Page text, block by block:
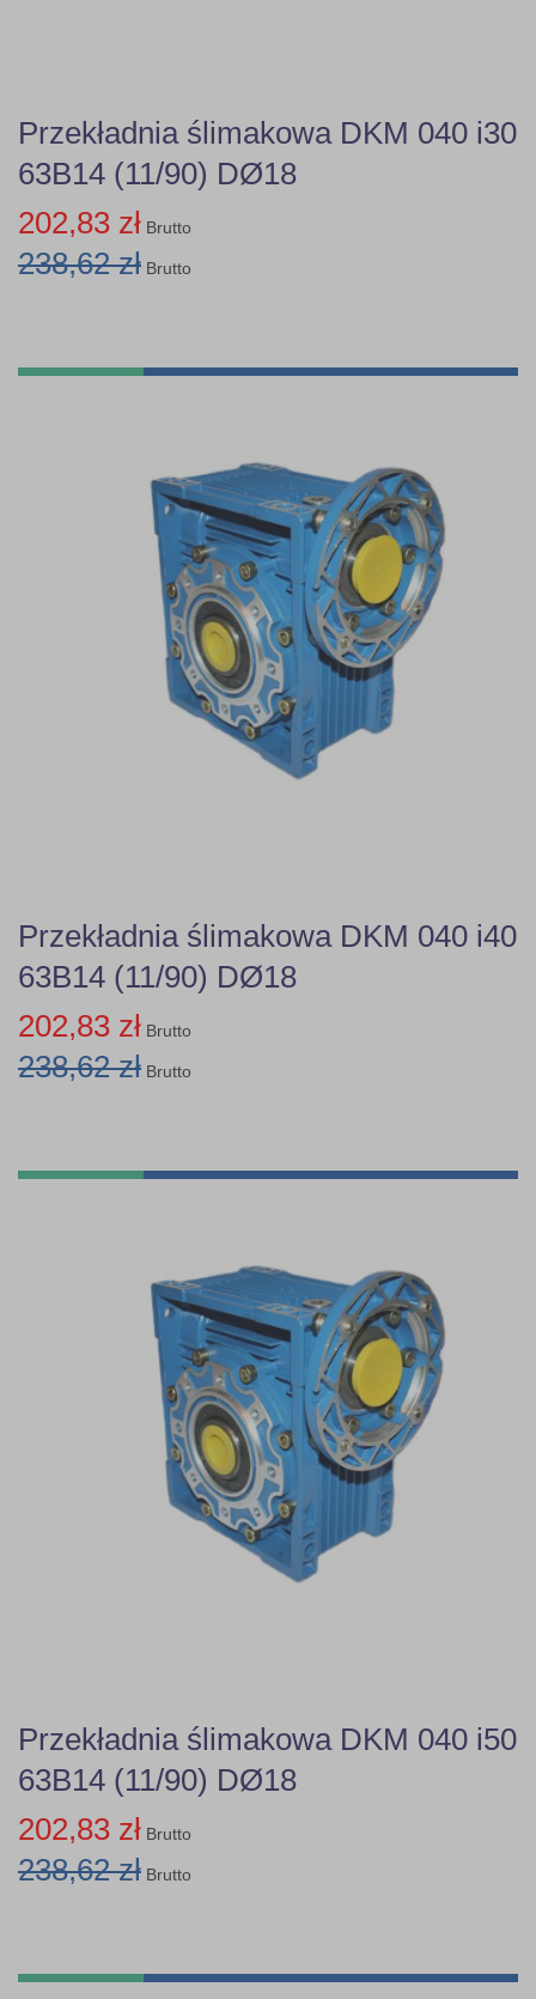
Przekładnia ślimakowa DKM 040 i30
63B14 (11/90) DØ18
202,83 zł Brutto
238,62 zł Brutto
Przekładnia ślimakowa DKM 040 i40
63B14 (11/90) DØ18
202,83 zł Brutto
238,62 zł Brutto
Przekładnia ślimakowa DKM 040 i50
63B14 (11/90) DØ18
202,83 zł Brutto
238,62 zł Brutto